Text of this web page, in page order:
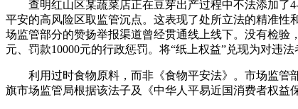
查明红山区某蔬菜店正在豆芽出产过程中不法添加了4-
平安的高风险区取监管沉点。这表现了处所立法的精准
场监管部分的赞扬举报渠道曾经贯通线上线下。没有检验
元、罚款10000元的行政惩罚。将“纸上权益”兑现为对违法
利用过时食物原料，而非《食物平安法》。市场监管部
旗市场监管局根据该法子及《中华人平易近国消费者权益